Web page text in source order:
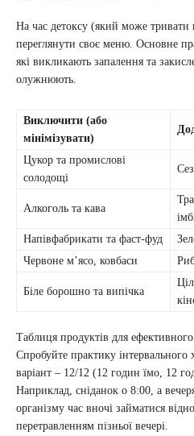
На час детоксу (який може тривати
переглянути своє меню. Основне
які викликають запалення та
олужнюють.
Виключити (або
мінімізувати)
Цукор та промислові
солодощі
Алкоголь та кава
Напівфабрикати та фаст-фуд
Червоне м’ясо, ковбаси
Біле борошно та випічка
Таблиця продуктів для
Спробуйте практику
варіант – 12/12 (12 годин їмо, 12
Наприклад, сніданок о 8:00, а
організму час вночі займатися
перетравленням пізньої вечері.